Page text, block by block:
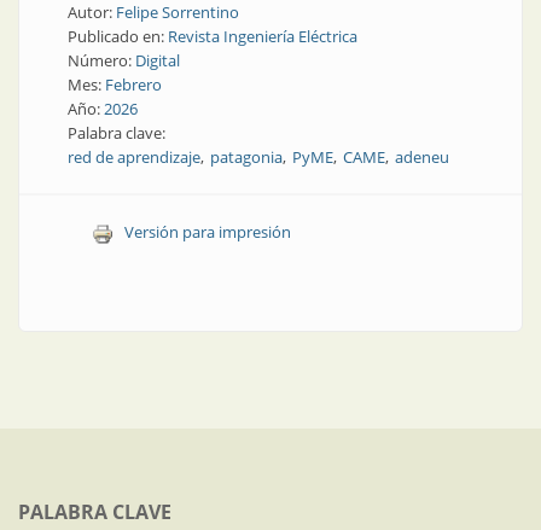
Autor: Felipe Sorrentino
Publicado en: Revista Ingeniería Eléctrica
Número: Digital
Mes: Febrero
Año:2026
Palabra clave:
red de aprendizaje patagonia PyME CAME adeneu
Versión para impresión
PALABRA CLAVE